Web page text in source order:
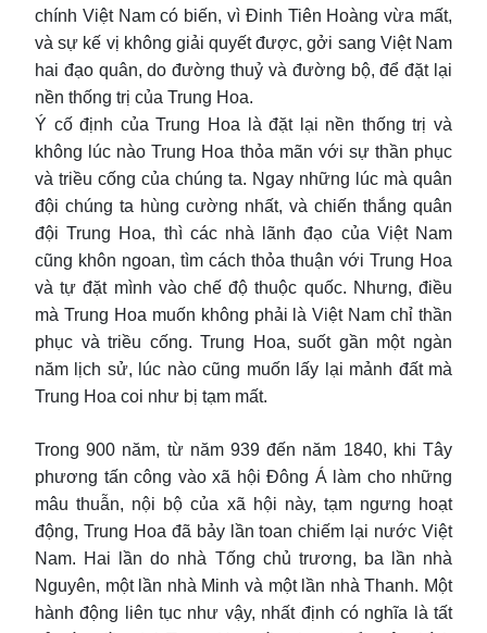
chính Việt Nam có biến, vì Đinh Tiên Hoàng vừa mất,
và sự kế vị không giải quyết được, gởi sang Việt Nam
hai đạo quân, do đường thuỷ và đường bộ, để đặt lại
nền thống trị của Trung Hoa.
Ý cố định của Trung Hoa là đặt lại nền thống trị và
không lúc nào Trung Hoa thỏa mãn với sự thần phục
và triều cống của chúng ta. Ngay những lúc mà quân
đội chúng ta hùng cường nhất, và chiến thắng quân
đội Trung Hoa, thì các nhà lãnh đạo của Việt Nam
cũng khôn ngoan, tìm cách thỏa thuận với Trung Hoa
và tự đặt mình vào chế độ thuộc quốc. Nhưng, điều
mà Trung Hoa muốn không phải là Việt Nam chỉ thần
phục và triều cống. Trung Hoa, suốt gần một ngàn
năm lịch sử, lúc nào cũng muốn lấy lại mảnh đất mà
Trung Hoa coi như bị tạm mất.
Trong 900 năm, từ năm 939 đến năm 1840, khi Tây
phương tấn công vào xã hội Đông Á làm cho những
mâu thuẫn, nội bộ của xã hội này, tạm ngưng hoạt
động, Trung Hoa đã bảy lần toan chiếm lại nước Việt
Nam. Hai lần do nhà Tống chủ trương, ba lần nhà
Nguyên, một lần nhà Minh và một lần nhà Thanh. Một
hành động liên tục như vậy, nhất định có nghĩa là tất